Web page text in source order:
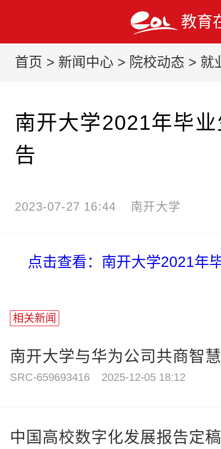
教育
首页 > 新闻中心 > 院校动态 > 就
南开大学2021年毕
告
2023-07-27 16:44 南开大学
点击查看：南开大学2021年
相关新闻
南开大学与华为公司共商智
SRC-659693416 2025-12-05 18:12
中国高校数字化发展报告定